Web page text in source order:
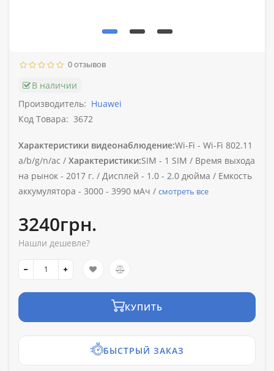
0 отзывов
В наличии
Производитель: Huawei
Код Товара: 3672
Характеристики видеонаблюдение:Wi-Fi - Wi-Fi 802.11
a/b/g/n/ac / Характеристики:SIM - 1 SIM / Время выхода
на рынок - 2017 г. / Дисплей - 1.0 - 2.0 дюйма / Емкость
аккумулятора - 3000 - 3990 мАч / смотреть все
3240грн.
Нашли дешевле?
КУПИТЬ
БЫСТРЫЙ ЗАКАЗ